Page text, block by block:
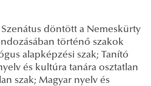
döntött a Nemeskürty
történő szakok
alapképzési szak; Tanító
és kultúra tanára osztatlan
szak; Magyar nyelv és